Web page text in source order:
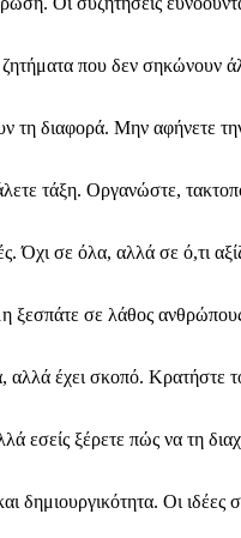
που δεν σηκώνουν
τη διαφορά. Μην αφήνετε
τάξη. Οργανώστε,
Όχι σε όλα, αλλά σε ό,τι
ξεσπάτε σε λάθος
αλλά έχει σκοπό. Κρατήστε
εσείς ξέρετε πώς να τη
δημιουργικότητα. Οι ιδέες